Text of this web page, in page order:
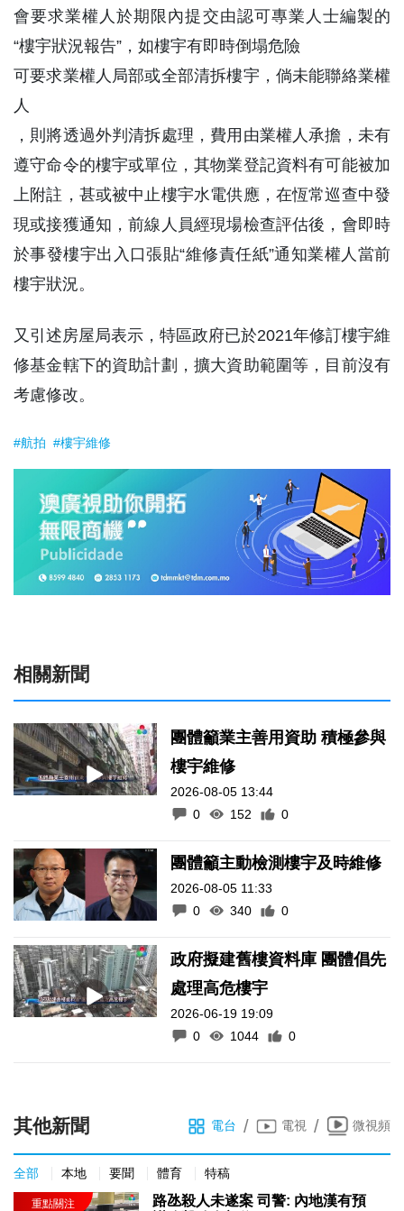
會要求業權人於期限內提交由認可專業人士編製的
“樓宇狀況報告”，如樓宇有即時倒塌危險
可要求業權人局部或全部清拆樓宇，倘未能聯絡業權
人
，則將透過外判清拆處理，費用由業權人承擔，未有
遵守命令的樓宇或單位，其物業登記資料有可能被加
上附註，甚或被中止樓宇水電供應，在恆常巡查中發
現或接獲通知，前線人員經現場檢查評估後，會即時
於事發樓宇出入口張貼“維修責任紙”通知業權人當前
樓宇狀況。
又引述房屋局表示，特區政府已於2021年修訂樓宇維
修基金轄下的資助計劃，擴大資助範圍等，目前沒有
考慮修改。
#航拍 #樓宇維修
相關新聞
團體籲業主善用資助 積極參與
樓宇維修
2026-08-05 13:44
0
152 0
團體籲主動檢測樓宇及時維修
2026-08-05 11:33
0
340 0
政府擬建舊樓資料庫 團體倡先
處理高危樓宇
2026-06-19 19:09
0
1044 0
其他新聞 電台 / 電視 / 微視頻
全部 本地 要聞 體育 特稿
路氹殺人未遂案 司警: 內地漢有預